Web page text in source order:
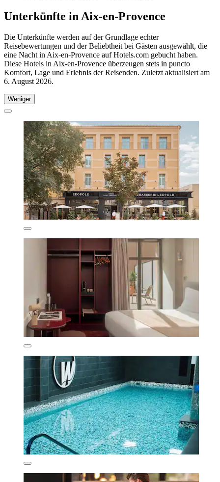
Unterkünfte in Aix-en-Provence
Die Unterkünfte werden auf der Grundlage echter
Reisebewertungen und der Beliebtheit bei Gästen ausgewählt, die
eine Nacht in Aix-en-Provence auf Hotels.com gebucht haben.
Diese Hotels in Aix-en-Provence überzeugen stets in puncto
Komfort, Lage und Erlebnis der Reisenden. Zuletzt aktualisiert am
6. August 2026.
Weniger